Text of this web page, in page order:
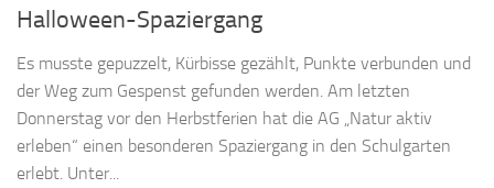
Halloween-Spaziergang
Es musste gepuzzelt, Kürbisse gezählt, Punkte verbunden und
der Weg zum Gespenst gefunden werden. Am letzten
Donnerstag vor den Herbstferien hat die AG „Natur aktiv
erleben“ einen besonderen Spaziergang in den Schulgarten
erlebt. Unter...